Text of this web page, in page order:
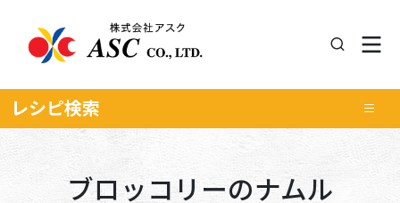
レシピ検索
ブロッコリーのナムル